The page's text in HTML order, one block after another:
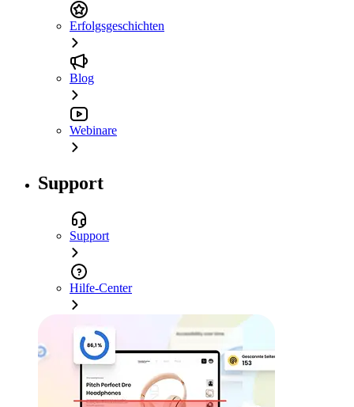
Erfolgsgeschichten
Blog
Webinare
Support
Support
Hilfe-Center